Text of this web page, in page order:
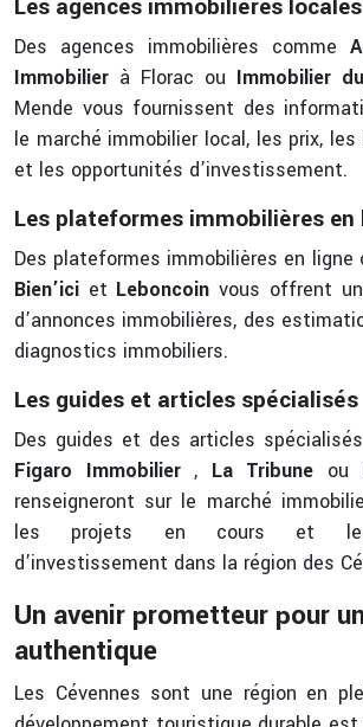
Les agences immobilières locales
Des agences immobilières comme
Immobilier à Florac ou Immobilier
Mende vous fournissent des
le marché immobilier local, les prix,
et les opportunités d’investissement.
Les plateformes immobilières en
Des plateformes immobilières en ligne
Bien’ici et Leboncoinvous offrent
d’annonces immobilières, des
diagnostics immobiliers.
Les guides et articles spécialisés
Des guides et des articles
Figaro Immobilier, La Tribune ou
renseigneront sur le marché
les projets en cours et les
d’investissement dans la région des
Un avenir prometteur pour
authentique
Les Cévennes sont une région en